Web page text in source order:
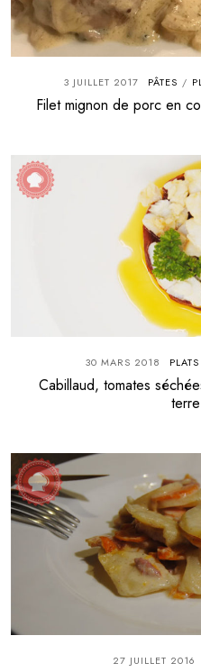
3 JUILLET 2017 PÂTES /
Filet mignon de porc en
30 MARS 2018
Cabillaud, tomates
terre
27 JUILLET 2016